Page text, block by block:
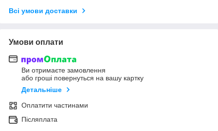
Всі умови доставки
Умови оплати
Ви отримаєте замовлення
або гроші повернуться на вашу картку
Детальніше
Оплатити частинами
Післяплата